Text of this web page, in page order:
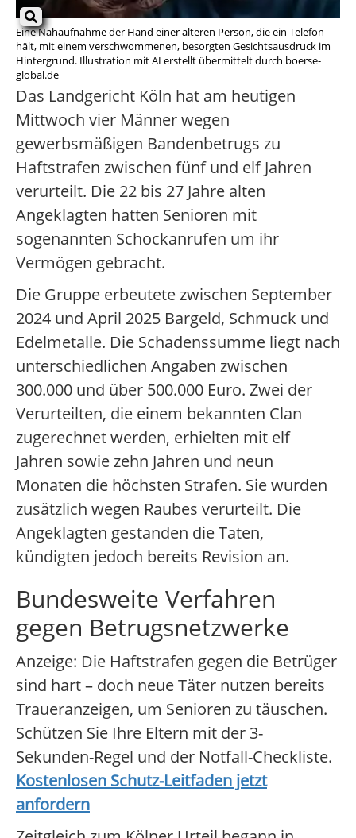
Eine Nahaufnahme der Hand einer älteren Person, die ein Telefon
hält, mit einem verschwommenen, besorgten Gesichtsausdruck im
Hintergrund. Illustration mit AI erstellt übermittelt durch boerse-
global.de
Das Landgericht Köln hat am heutigen
Mittwoch vier Männer wegen
gewerbsmäßigen Bandenbetrugs zu
Haftstrafen zwischen fünf und elf Jahren
verurteilt. Die 22 bis 27 Jahre alten
Angeklagten hatten Senioren mit
sogenannten Schockanrufen um ihr
Vermögen gebracht.
Die Gruppe erbeutete zwischen September
2024 und April 2025 Bargeld, Schmuck und
Edelmetalle. Die Schadenssumme liegt nach
unterschiedlichen Angaben zwischen
300.000 und über 500.000 Euro. Zwei der
Verurteilten, die einem bekannten Clan
zugerechnet werden, erhielten mit elf
Jahren sowie zehn Jahren und neun
Monaten die höchsten Strafen. Sie wurden
zusätzlich wegen Raubes verurteilt. Die
Angeklagten gestanden die Taten,
kündigten jedoch bereits Revision an.
Bundesweite Verfahren
gegen Betrugsnetzwerke
Anzeige: Die Haftstrafen gegen die Betrüger
sind hart – doch neue Täter nutzen bereits
Traueranzeigen, um Senioren zu täuschen.
Schützen Sie Ihre Eltern mit der 3-
Sekunden-Regel und der Notfall-Checkliste.
Kostenlosen Schutz-Leitfaden jetzt
anfordern